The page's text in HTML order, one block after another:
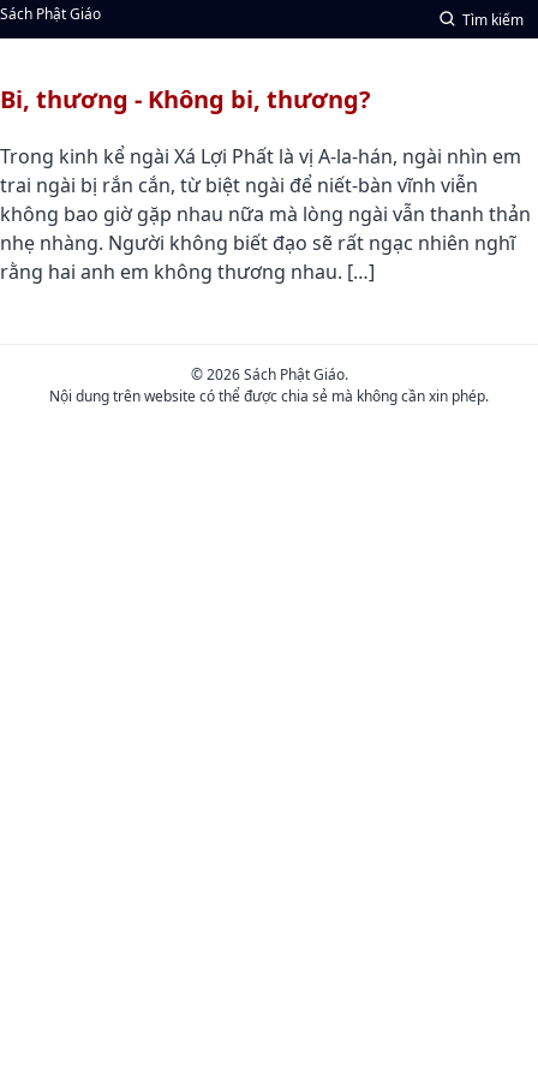
Sách Phật Giáo Tìm kiếm
Bi, thương - Không bi, thương?
Trong kinh kể ngài Xá Lợi Phất là vị A-la-hán, ngài nhìn em
trai ngài bị rắn cắn, từ biệt ngài để niết-bàn vĩnh viễn
không bao giờ gặp nhau nữa mà lòng ngài vẫn thanh thản
nhẹ nhàng. Người không biết đạo sẽ rất ngạc nhiên nghĩ
rằng hai anh em không thương nhau. […]
© 2026 Sách Phật Giáo.
Nội dung trên website có thể được chia sẻ mà không cần xin phép.